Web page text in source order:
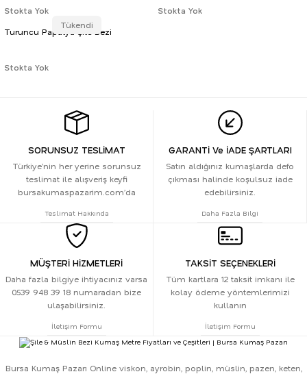
Stokta Yok
Stokta Yok
Tükendi
Turuncu Papatya Şile Bezi
Stokta Yok
SORUNSUZ TESLİMAT
Türkiye’nin her yerine sorunsuz
teslimat ile alışveriş keyfi
bursakumaspazarim.com’da
Teslimat Hakkında
GARANTİ Ve İADE ŞARTLARI
Satın aldığınız kumaşlarda defo
çıkması halinde koşulsuz iade
edebilirsiniz.
Daha Fazla Bilgi
MÜŞTERİ HİZMETLERİ
Daha fazla bilgiye ihtiyacınız varsa
0539 948 39 18 numaradan bize
ulaşabilirsiniz.
İletişim Formu
TAKSİT SEÇENEKLERİ
Tüm kartlara 12 taksit imkanı ile
kolay ödeme yöntemlerimizi
kullanın
İletişim Formu
Bursa Kumaş Pazarı Online viskon, ayrobin, poplin, müslin, pazen, keten,